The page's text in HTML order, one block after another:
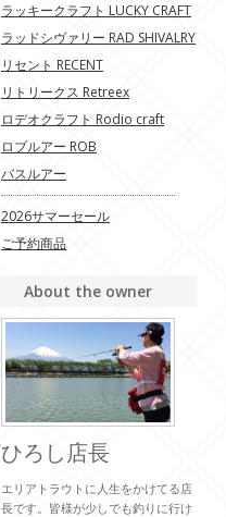
ラッキークラフト LUCKY CRAFT
ラッドシヴァリー RAD SHIVALRY
リセント RECENT
リトリークス Retreex
ロデオクラフト Rodio craft
ロブルアー ROB
バスルアー
2026サマーセール
ご予約商品
About the owner
ひろし店長
エリアトラウトに人生をかけてる店
長です。皆様が少しでも釣りに行け